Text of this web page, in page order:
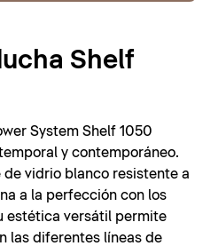
Shelf
System Shelf 1050
y contemporáneo.
de vidrio blanco resistente a
a la perfección con los
estética versátil permite
las diferentes líneas de